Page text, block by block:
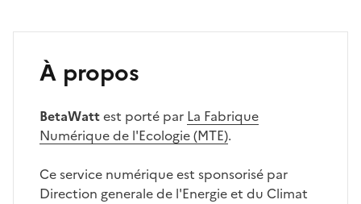
À propos
BetaWattest porté par La Fabrique
Numérique de l'Ecologie (MTE).
Ce service numérique est sponsorisé par
Direction generale de l'Energie et du Climat